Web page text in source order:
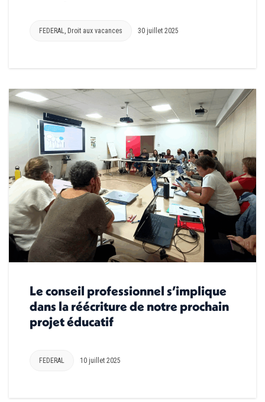
FEDERAL Droit aux vacances 30 juillet 2025
Le conseil professionnel s’implique
dans la réécriture de notre prochain
projet éducatif
FEDERAL 10 juillet 2025